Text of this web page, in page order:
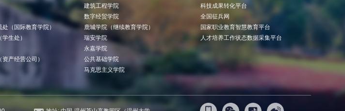
（国际教育学院）
生处）
产经营公司）
建筑工程学院
数字经贸学院
鹿城学院（继续教育学院）
瑞安学院
永嘉学院
公共基础学院
马克思主义学院
科技成果转化平台
全国征兵网
国家职业教育智慧教育平台
人才培养工作状态数据采集平台